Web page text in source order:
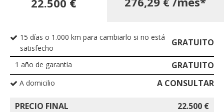
15 días o 1.000 km para cambiarlo si no está
satisfecho
GRATUITO
1 año de garantía GRATUITO
A domicilio A CONSULTAR
PRECIO FINAL 22.500 €